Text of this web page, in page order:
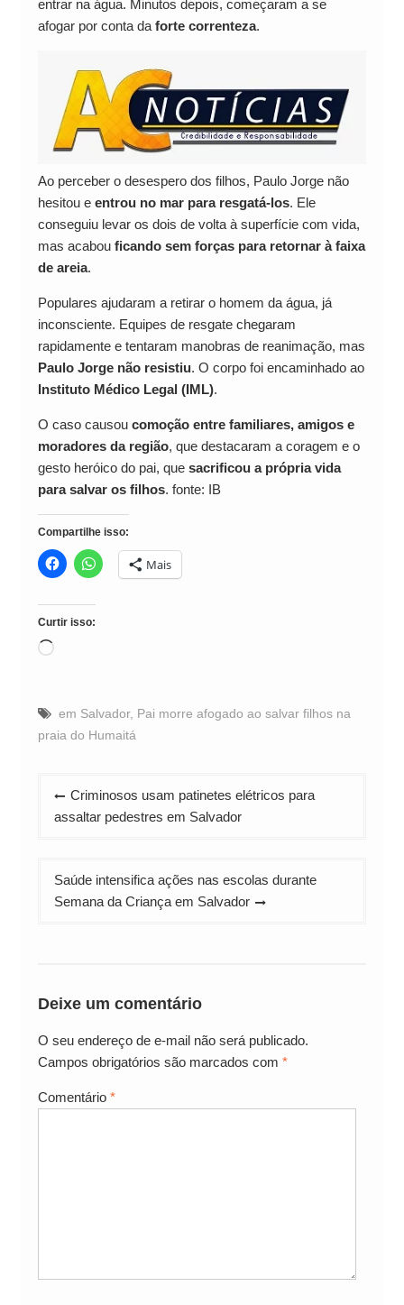
entrar na água. Minutos depois, começaram a se
afogar por conta da forte correnteza.
Ao perceber o desespero dos filhos, Paulo Jorge não
hesitou e entrou no mar para resgatá-los. Ele
conseguiu levar os dois de volta à superfície com vida,
mas acabou ficando sem forças para retornar à faixa
de areia.
Populares ajudaram a retirar o homem da água, já
inconsciente. Equipes de resgate chegaram
rapidamente e tentaram manobras de reanimação, mas
Paulo Jorge não resistiu. O corpo foi encaminhado ao
Instituto Médico Legal (IML).
O caso causou comoção entre familiares, amigos e
moradores da região, que destacaram a coragem e o
gesto heróico do pai, que sacrificou a própria vida
para salvar os filhos. fonte: IB
Compartilhe isso:
Mais
Curtir isso:
Carregando...
em Salvador, Pai morre afogado ao salvar filhos na
praia do Humaitá
Navegação
de
Criminosos usam patinetes elétricos para
assaltar pedestres em Salvador
Saúde intensifica ações nas escolas durante
Semana da Criança em Salvador
Deixe um comentário
O seu endereço de e-mail não será publicado.
Campos obrigatórios são marcados com *
Comentário *